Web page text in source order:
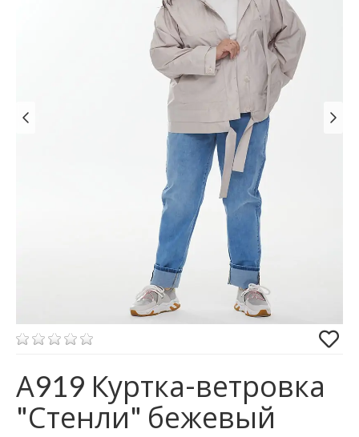
А919 Куртка-ветровка
"Стенли" бежевый